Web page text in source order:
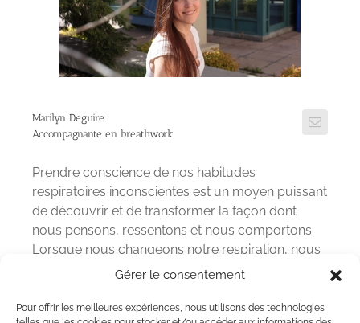
Gérer le consentement
Pour offrir les meilleures expériences, nous utilisons des technologies
Marilyn Deguire
Accompagnante en breathwork
Prendre conscience de nos habitudes
respiratoires inconscientes est un moyen puissant
de découvrir et de transformer la façon dont
nous pensons, ressentons et nous comportons.
Lorsque nous changeons notre respiration, nous
pouvons prendre les choses en main et changer
individuel et de retraites. Pour en savoir plus,